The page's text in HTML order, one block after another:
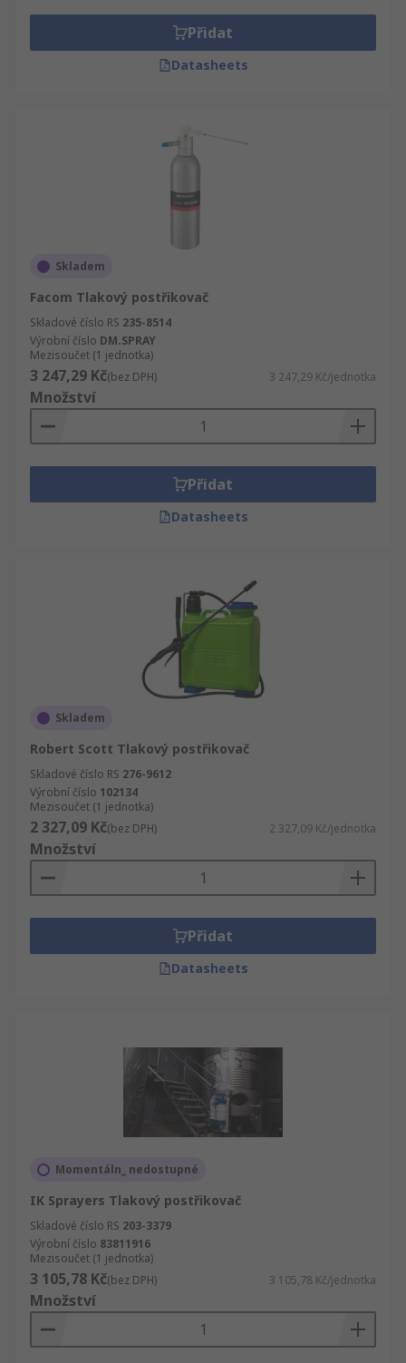
Přidat
Datasheets
Skladem
Facom Tlakový postřikovač
Skladové číslo RS 235-8514
Výrobní číslo DM.SPRAY
Mezisoučet (1 jednotka)
3 247,29 Kč(bez DPH) 3 247,29 Kč/jednotka
Množství
Přidat
Datasheets
Skladem
Robert Scott Tlakový postřikovač
Skladové číslo RS 276-9612
Výrobní číslo 102134
Mezisoučet (1 jednotka)
2 327,09 Kč(bez DPH) 2 327,09 Kč/jednotka
Množství
Přidat
Datasheets
Momentáln_ nedostupné
IK Sprayers Tlakový postřikovač
Skladové číslo RS 203-3379
Výrobní číslo 83811916
Mezisoučet (1 jednotka)
3 105,78 Kč(bez DPH) 3 105,78 Kč/jednotka
Množství